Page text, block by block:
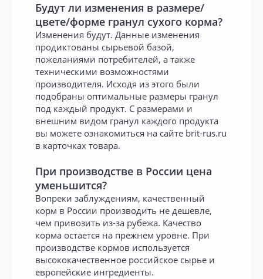
Будут ли изменения в размере/
цвете/форме гранул сухого корма?
Изменения будут. Данные изменения
продиктованы сырьевой базой,
пожеланиями потребителей, а также
техническими возможностями
производителя. Исходя из этого были
подобраны оптимальные размеры гранул
под каждый продукт. С размерами и
внешним видом гранул каждого продукта
вы можете ознакомиться на сайте brit-rus.ru
в карточках товара.
При производстве в России цена
уменьшится?
Вопреки заблуждениям, качественный
корм в России производить не дешевле,
чем привозить из-за рубежа. Качество
корма остается на прежнем уровне. При
производстве кормов используется
высококачественное российское сырье и
европейские ингредиенты.